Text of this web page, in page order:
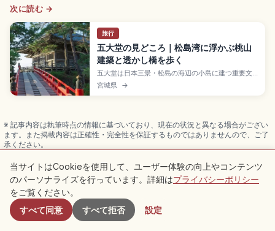
次に読む →
旅行
五大堂の見どころ｜松島湾に浮かぶ桃山
建築と透かし橋を歩く
五大堂は日本三景・松島の海辺の小島に建つ重要文
化財のお堂。慶長9年(1604年)に伊達政宗が再建し
た東北現存最古の桃山建築で、素木造・方三間・宝
宮城県 →
※ 記事内容は執筆時点の情報に基づいており、現在の状況と異なる場合がござい
ます。また掲載内容は正確性・完全性を保証するものではありませんので、ご了
承ください。
を経由したお申込みで運営者が手数料を得ることがあります。
付近のスポット
当サイトはCookieを使用して、ユーザー体験の向上やコンテンツ
のパーソナライズを行っています。詳細はプライバシーポリシー
をご覧ください。
すべて同意
すべて拒否 設定